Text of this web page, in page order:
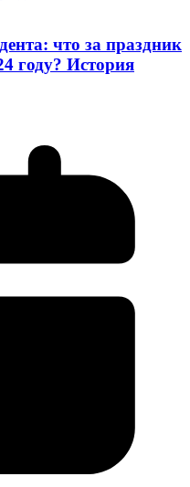
что за праздник
году? История